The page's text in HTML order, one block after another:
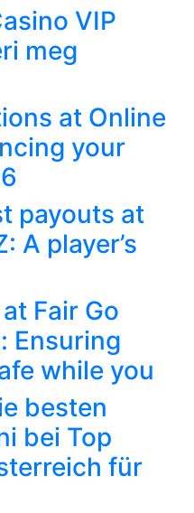
VIP
meg
at Online
your
payouts at
A player’s
Fair Go
Ensuring
while you
besten
bei Top
für